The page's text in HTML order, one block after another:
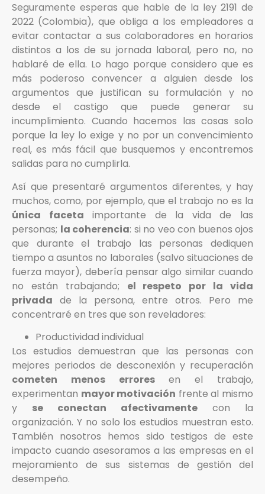
Seguramente esperas que hable de la ley 2191 de
2022 (Colombia), que obliga a los empleadores a
evitar contactar a sus colaboradores en horarios
distintos a los de su jornada laboral, pero no, no
hablaré de ella. Lo hago porque considero que es
más poderoso convencer a alguien desde los
argumentos que justifican su formulación y no
desde el castigo que puede generar su
incumplimiento. Cuando hacemos las cosas solo
porque la ley lo exige y no por un convencimiento
real, es más fácil que busquemos y encontremos
salidas para no cumplirla.
Así que presentaré argumentos diferentes, y hay
muchos, como, por ejemplo, que el trabajo no es la
única faceta importante de la vida de las
personas; la coherencia: si no veo con buenos ojos
que durante el trabajo las personas dediquen
tiempo a asuntos no laborales (salvo situaciones de
fuerza mayor), debería pensar algo similar cuando
no están trabajando; el respeto por la vida
privada de la persona, entre otros. Pero me
concentraré en tres que son reveladores:
Productividad individual
Los estudios demuestran que las personas con
mejores periodos de desconexión y recuperación
cometen menos erroresen el trabajo,
experimentan mayor motivación frente al mismo
y se conectan afectivamente con la
organización. Y no solo los estudios muestran esto.
También nosotros hemos sido testigos de este
impacto cuando asesoramos a las empresas en el
mejoramiento de sus sistemas de gestión del
desempeño.